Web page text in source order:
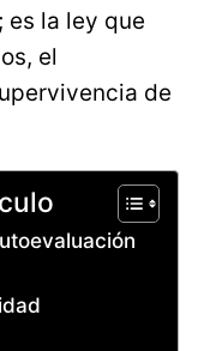
es la ley que
el
de